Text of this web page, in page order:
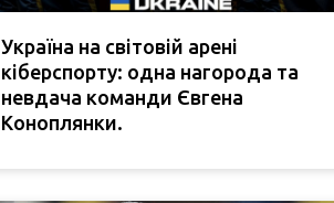
Україна на світовій арені
кіберспорту: одна нагорода та
невдача команди Євгена
Коноплянки.